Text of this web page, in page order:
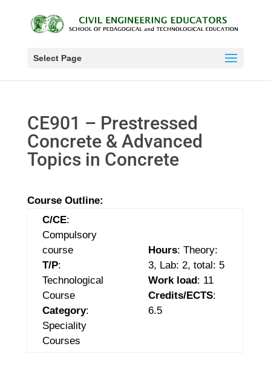
Select Page
CE901 – Prestressed
Concrete & Advanced
Topics in Concrete
Course Outline:
C/CE:
Compulsory
course
T/P:
Technological
Course
Category:
Speciality
Courses
Hours: Theory:
3, Lab: 2, total: 5
Work load: 11
Credits/ECTS:
6.5